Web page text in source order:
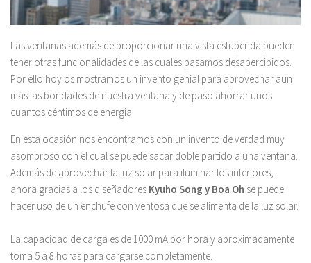
Las ventanas además de proporcionar una vista estupenda pueden
tener otras funcionalidades de las cuales pasamos desapercibidos.
Por ello hoy os mostramos un invento genial para aprovechar aun
más las bondades de nuestra ventana y de paso ahorrar unos
cuantos céntimos de energía.
En esta ocasión nos encontramos con un invento de verdad muy
asombroso con el cual se puede sacar doble partido a una ventana.
Además de aprovechar la luz solar para iluminar los interiores,
ahora gracias a los diseñadores Kyuho Song y Boa Oh se puede
hacer uso de un enchufe con ventosa que se alimenta de la luz solar.
La capacidad de carga es de 1000 mA por hora y aproximadamente
toma 5 a 8 horas para cargarse completamente.